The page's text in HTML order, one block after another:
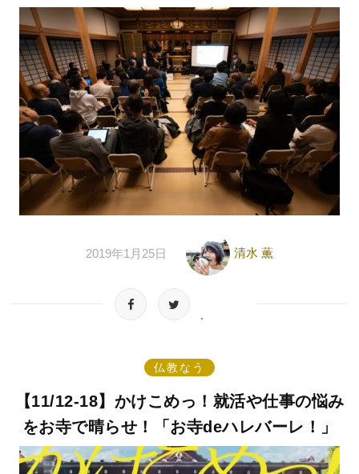
2019年1月25日 清水 薫
仏教なう
【11/12-18】かけこめっ！就活や仕事の悩み
をお寺で晴らせ！「お寺deハレバーレ！」